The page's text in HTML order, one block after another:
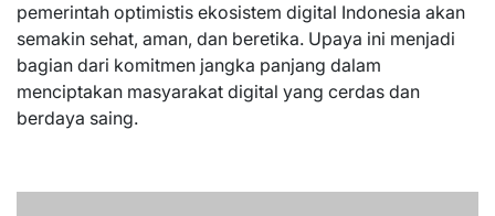
pemerintah optimistis ekosistem digital Indonesia akan
semakin sehat, aman, dan beretika. Upaya ini menjadi
bagian dari komitmen jangka panjang dalam
menciptakan masyarakat digital yang cerdas dan
berdaya saing.